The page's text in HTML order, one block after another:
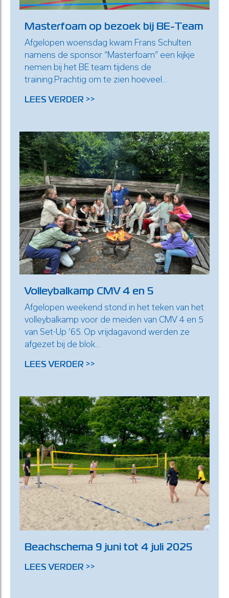
Masterfoam op bezoek bij BE-Team
Afgelopen woensdag kwam Frans Schulten
namens de sponsor “Masterfoam” een kijkje
nemen bij het BE team tijdens de
training.Prachtig om te zien hoeveel...
LEES VERDER >>
Volleybalkamp CMV 4 en 5
Afgelopen weekend stond in het teken van het
volleybalkamp voor de meiden van CMV 4 en 5
van Set-Up ’65. Op vrijdagavond werden ze
afgezet bij de blok...
LEES VERDER >>
Beachschema 9 juni tot 4 juli 2025
LEES VERDER >>